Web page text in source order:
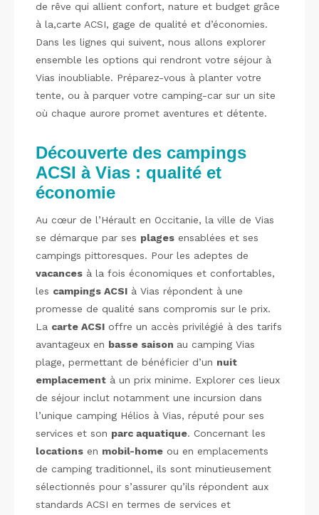
de rêve qui allient confort, nature et budget grâce
à la,carte ACSI, gage de qualité et d’économies.
Dans les lignes qui suivent, nous allons explorer
ensemble les options qui rendront votre séjour à
Vias inoubliable. Préparez-vous à planter votre
tente, ou à parquer votre camping-car sur un site
où chaque aurore promet aventures et détente.
Découverte des campings
ACSI à Vias : qualité et
économie
Au cœur de l’Hérault en Occitanie, la ville de Vias
se démarque par ses plages ensablées et ses
campings pittoresques. Pour les adeptes de
vacances à la fois économiques et confortables,
les campings ACSI à Vias répondent à une
promesse de qualité sans compromis sur le prix.
La carte ACSI offre un accès privilégié à des tarifs
avantageux en basse saison au camping Vias
plage, permettant de bénéficier d’un nuit
emplacement à un prix minime. Explorer ces lieux
de séjour inclut notamment une incursion dans
l’unique camping Hélios à Vias, réputé pour ses
services et son parc aquatique. Concernant les
locations en mobil-home ou en emplacements
de camping traditionnel, ils sont minutieusement
sélectionnés pour s’assurer qu’ils répondent aux
standards ACSI en termes de services et